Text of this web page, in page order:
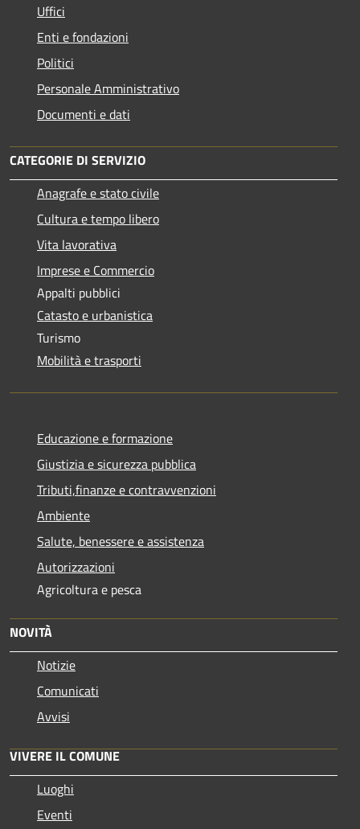
Uffici
Enti e fondazioni
Politici
Personale Amministrativo
Documenti e dati
CATEGORIE DI SERVIZIO
Anagrafe e stato civile
Cultura e tempo libero
Vita lavorativa
Imprese e Commercio
Appalti pubblici
Catasto e urbanistica
Turismo
Mobilità e trasporti
Educazione e formazione
Giustizia e sicurezza pubblica
Tributi,finanze e contravvenzioni
Ambiente
Salute, benessere e assistenza
Autorizzazioni
Agricoltura e pesca
NOVITÀ
Notizie
Comunicati
Avvisi
VIVERE IL COMUNE
Luoghi
Eventi